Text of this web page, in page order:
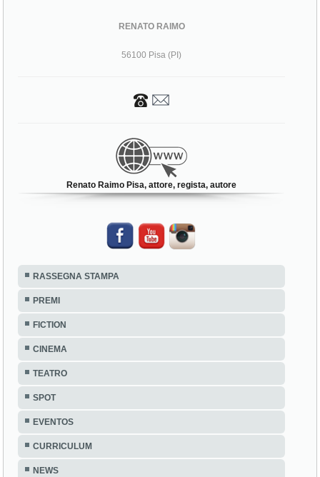
RENATO RAIMO
56100 Pisa (PI)
Renato Raimo Pisa, attore, regista, autore
RASSEGNA STAMPA
PREMI
FICTION
CINEMA
TEATRO
SPOT
EVENTOS
CURRICULUM
NEWS